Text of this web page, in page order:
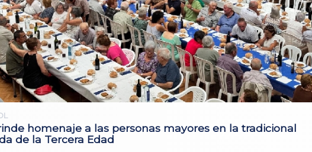
homenaje a las personas mayores en la tradicional
de la Tercera Edad